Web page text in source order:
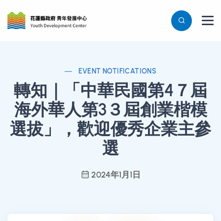
EVENT NOTIFICATIONS
轉知｜「中華民國第4７屆
海外華人第3３屆創業楷模
選拔」，歡迎優秀企業主參
選
2024年1月1日